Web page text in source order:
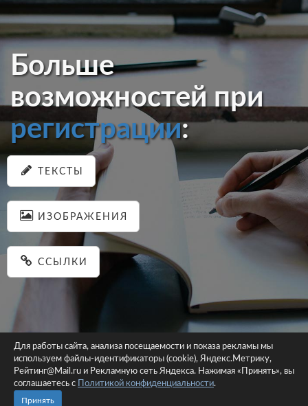
Больше
возможностей при
регистрации:
ТЕКСТЫ
ИЗОБРАЖЕНИЯ
ССЫЛКИ
© 2026 pastein.ru |Пользовательское соглашение|Политика
конфиденциальности
Для работы сайта, анализа посещаемости и показа рекламы мы
используем файлы-идентификаторы (cookie), Яндекс.Метрику,
Рейтинг@Mail.ru и Рекламную сеть Яндекса. Нажимая «Принять», вы
соглашаетесь с
Политикой конфиденциальности.
Принять